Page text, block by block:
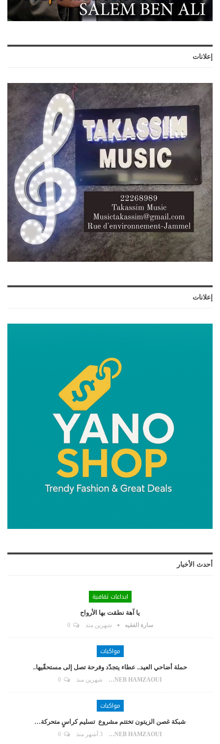
إعلانات
إعلانات
أحدث الأخبار
ابداعات ثقافية
يا آهة نطقت بها الأرواح
سارة الفقيه شهرين منذ 0
مواكبات
حملة أضاحي العيد.. عطاء يتجدّد وفرحة تصل إلى مستحقّيها..
ZAYNEB HAMZAOUI شهرين منذ
مواكبات
شبكة غصن الزيتون تختتم مشروع تسليم كراسٍ متحركة…
ZAYNEB HAMZAOUI 3 أشهر منذ